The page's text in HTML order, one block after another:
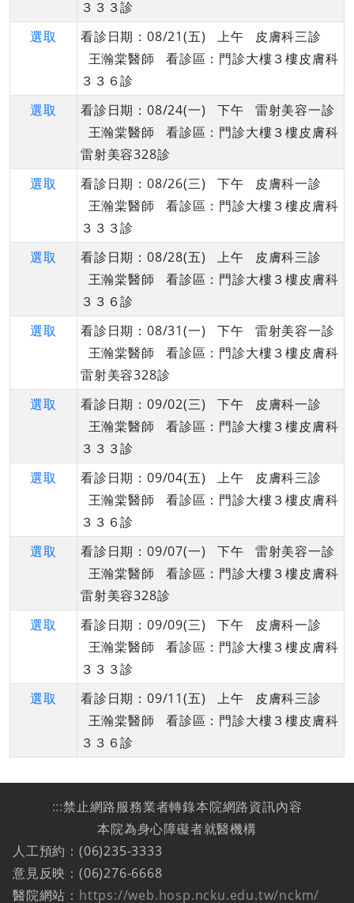
３３３診
選取
看診日期：08/21(五) 上午 皮膚科三診
王瀚棠醫師 看診區：門診大樓３樓皮膚科
３３６診
選取
看診日期：08/24(一) 下午 雷射美容一診
王瀚棠醫師 看診區：門診大樓３樓皮膚科
雷射美容328診
選取
看診日期：08/26(三) 下午 皮膚科一診
王瀚棠醫師 看診區：門診大樓３樓皮膚科
３３３診
選取
看診日期：08/28(五) 上午 皮膚科三診
王瀚棠醫師 看診區：門診大樓３樓皮膚科
３３６診
選取
看診日期：08/31(一) 下午 雷射美容一診
王瀚棠醫師 看診區：門診大樓３樓皮膚科
雷射美容328診
選取
看診日期：09/02(三) 下午 皮膚科一診
王瀚棠醫師 看診區：門診大樓３樓皮膚科
３３３診
選取
看診日期：09/04(五) 上午 皮膚科三診
王瀚棠醫師 看診區：門診大樓３樓皮膚科
３３６診
選取
看診日期：09/07(一) 下午 雷射美容一診
王瀚棠醫師 看診區：門診大樓３樓皮膚科
雷射美容328診
選取
看診日期：09/09(三) 下午 皮膚科一診
王瀚棠醫師 看診區：門診大樓３樓皮膚科
３３３診
選取
看診日期：09/11(五) 上午 皮膚科三診
王瀚棠醫師 看診區：門診大樓３樓皮膚科
３３６診
:::禁止網路服務業者轉錄本院網路資訊內容
本院為身心障礙者就醫機構
人工預約：(06)235-3333
意見反映：(06)276-6668
醫院網站： https://web.hosp.ncku.edu.tw/nckm/